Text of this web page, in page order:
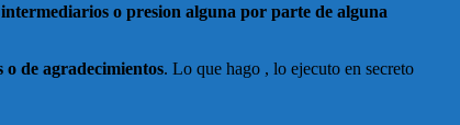
o presion alguna por parte de alguna
o de agradecimientos. Lo que hago , lo ejecuto en secreto